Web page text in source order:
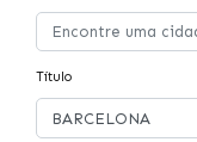
Título